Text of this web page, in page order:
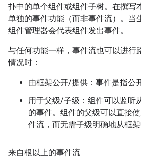
扑中的单个组件或组件子树。在撰写
单独的事件功能（而非事件流）。当
组件管理器会代表组件发出事件。
与任何功能一样，事件流也可以进行
情况时：
由框架公开/提供：事件是指公
用于父级/子级：组件可以监听
的事件。组件的父级可以直接
件流，而无需子级明确地从框架
来自根以上的事件流